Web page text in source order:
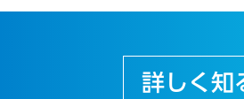
詳しく知